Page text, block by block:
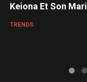
Keiona Et Son Mari
TRENDS